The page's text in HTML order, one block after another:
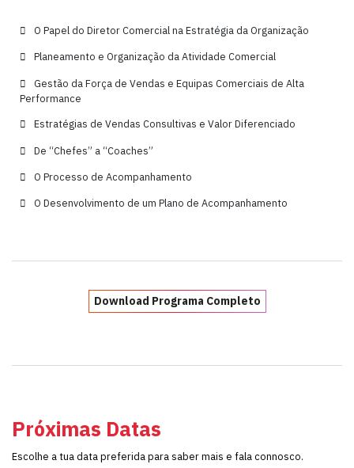
O Papel do Diretor Comercial na Estratégia da Organização
Planeamento e Organização da Atividade Comercial
Gestão da Força de Vendas e Equipas Comerciais de Alta
Performance
Estratégias de Vendas Consultivas e Valor Diferenciado
De “Chefes” a “Coaches”
O Processo de Acompanhamento
O Desenvolvimento de um Plano de Acompanhamento
Download Programa Completo
Próximas Datas
Escolhe a tua data preferida para saber mais e fala connosco.